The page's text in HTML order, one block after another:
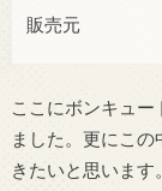
販売元
ここにボンキュ
ました。更にこ
きたいと思います。